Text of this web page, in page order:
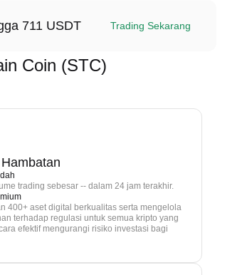
711 USDT Trading Sekarang
Coin (STC)
trading sebesar -- dalam 24 jam terakhir.
400+ aset digital berkualitas serta mengelola
terhadap regulasi untuk semua kripto yang
efektif mengurangi risiko investasi bagi